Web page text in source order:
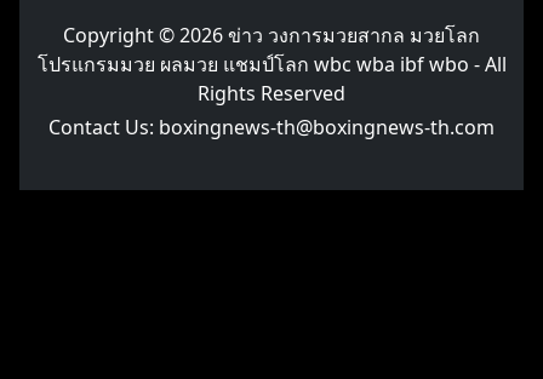
Copyright © 2026ข่าว วงการมวยสากล มวยโลก
โปรแกรมมวย ผลมวย แชมป์โลก wbc wba ibf wbo - All
Rights Reserved
Contact Us: boxingnews-th@boxingnews-th.com